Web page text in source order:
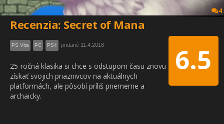
4
Recenzia: Secret of Mana
6.5
PS Vita PC PS4 pridané 11.4.2018
25-ročná klasika si chce s odstupom času znovu
získať svojich priaznivcov na aktuálnych
platformách, ale pôsobí príliš priemerne a
archaicky.